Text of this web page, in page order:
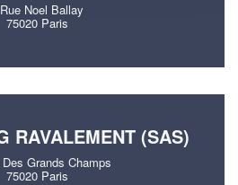
Noel Ballay
75020 Paris
RAVALEMENT (SAS)
Grands Champs
75020 Paris